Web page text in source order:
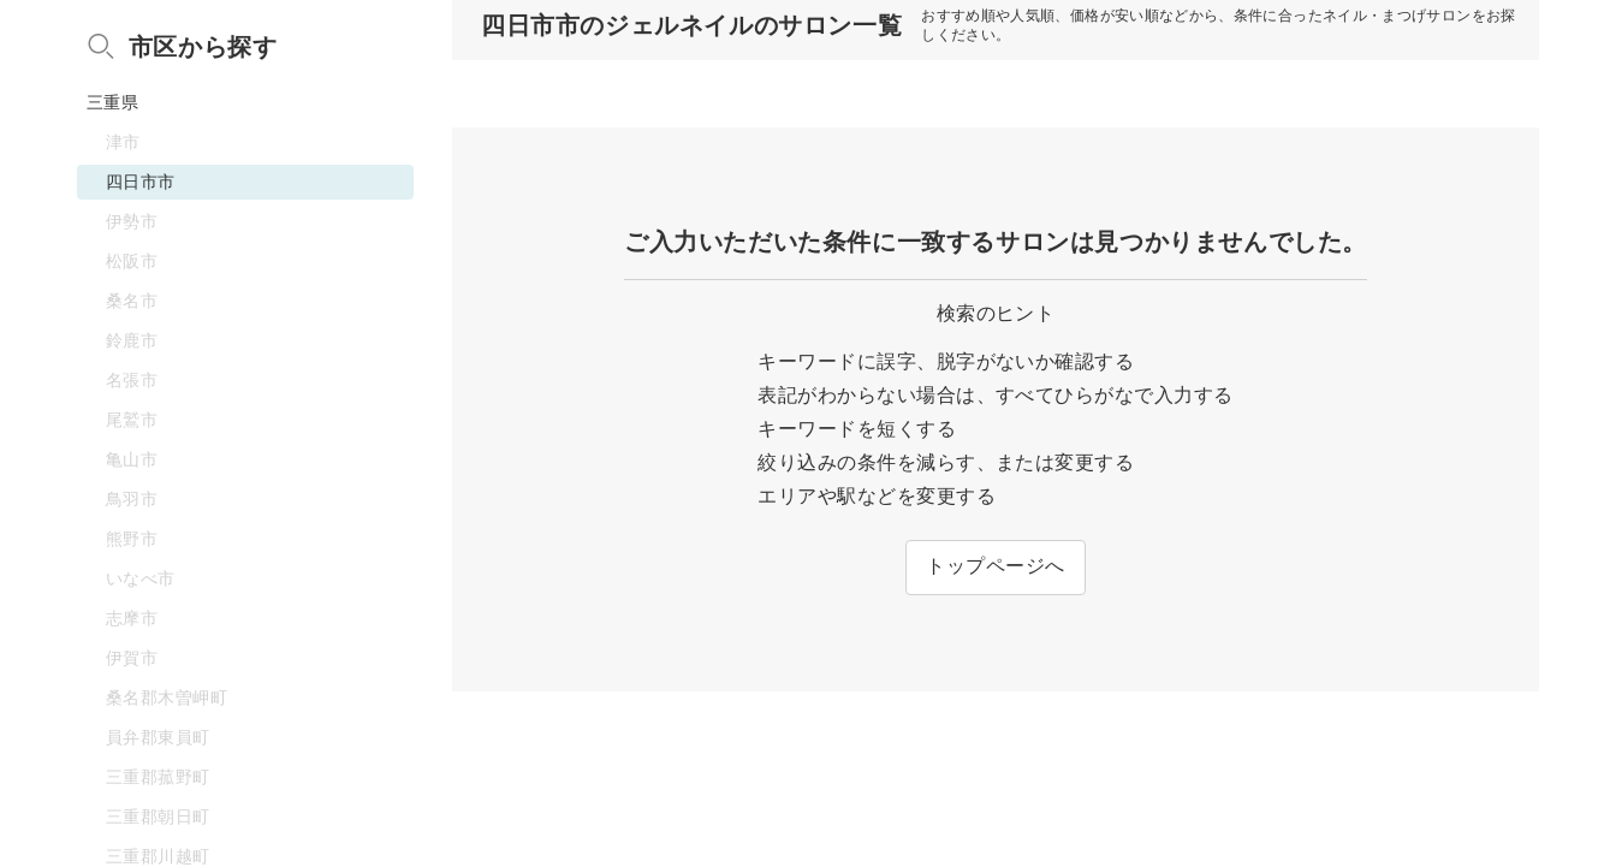
四日市市のジェルネイルのサロン一覧
おすすめ順や人気順、価格が安い順などから、条件に合ったネイル・まつげサロンをお探
しください。
ご入力いただいた条件に一致するサロンは見つかりませんでした。
検索のヒント
キーワードに誤字、脱字がないか確認する
表記がわからない場合は、すべてひらがなで入力する
キーワードを短くする
絞り込みの条件を減らす、または変更する
エリアや駅などを変更する
トップページへ
市区から探す
三重県
津市
四日市市
伊勢市
松阪市
桑名市
鈴鹿市
名張市
尾鷲市
亀山市
鳥羽市
熊野市
いなべ市
志摩市
伊賀市
桑名郡木曽岬町
員弁郡東員町
三重郡菰野町
三重郡朝日町
三重郡川越町